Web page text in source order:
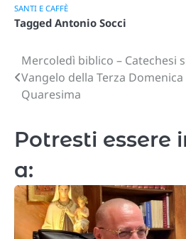
SANTI E CAFFÈ
Tagged Antonio Socci
Navigazione
articoli
Mercoledì biblico – Catechesi
Vangelo della Terza Domenica
Quaresima
Potresti essere
a: